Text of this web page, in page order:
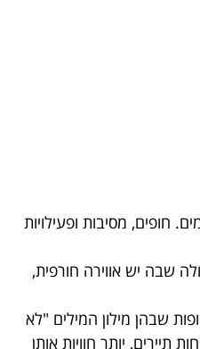
חופים, מסיבות ופעילויות
שבה יש אווירה חורפית,
שבהן מילון המילים "לא
תיירים, יותר חוויות אותן